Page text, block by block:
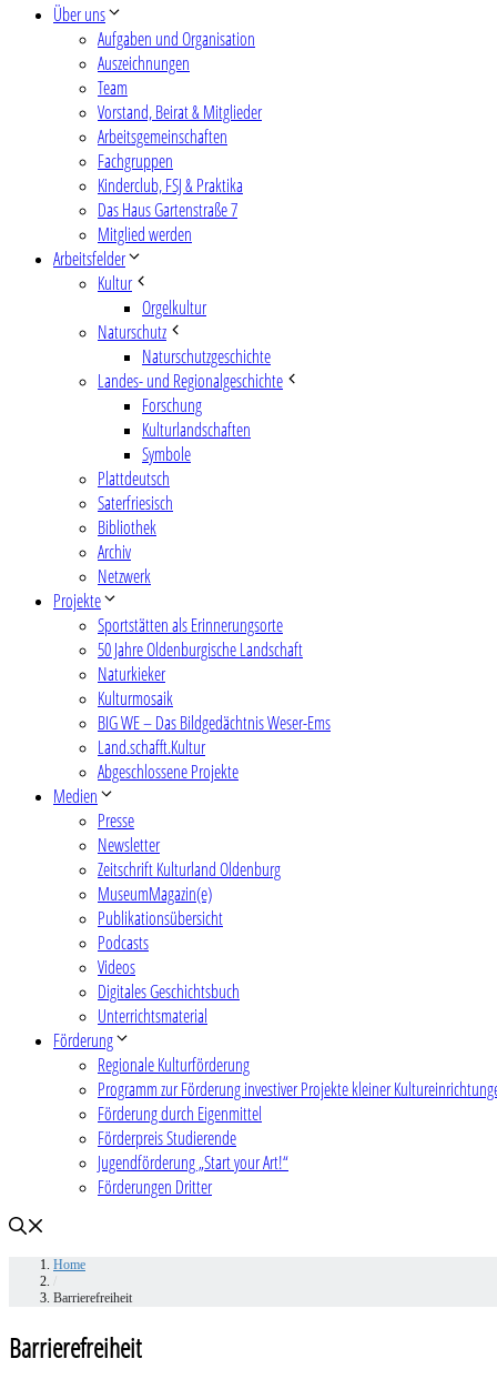
Über uns
Aufgaben und Organisation
Auszeichnungen
Team
Vorstand, Beirat & Mitglieder
Arbeitsgemeinschaften
Fachgruppen
Kinderclub, FSJ & Praktika
Das Haus Gartenstraße 7
Mitglied werden
Arbeitsfelder
Kultur
Orgelkultur
Naturschutz
Naturschutzgeschichte
Landes- und Regionalgeschichte
Forschung
Kulturlandschaften
Symbole
Plattdeutsch
Saterfriesisch
Bibliothek
Archiv
Netzwerk
Projekte
Sportstätten als Erinnerungsorte
50 Jahre Oldenburgische Landschaft
Naturkieker
Kulturmosaik
BIG WE – Das Bildgedächtnis Weser-Ems
Land.schafft.Kultur
Abgeschlossene Projekte
Medien
Presse
Newsletter
Zeitschrift Kulturland Oldenburg
MuseumMagazin(e)
Publikationsübersicht
Podcasts
Videos
Digitales Geschichtsbuch
Unterrichtsmaterial
Förderung
Regionale Kulturförderung
Programm zur Förderung investiver Projekte kleiner
Förderung durch Eigenmittel
Förderpreis Studierende
Jugendförderung „Start your Art!“
Förderungen Dritter
Home
Barrierefreiheit
Barrierefreiheit